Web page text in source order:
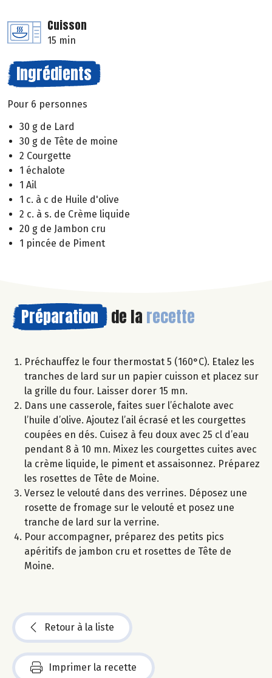
Cuisson
15 min
Ingrédients
Pour 6 personnes
30 g de Lard
30 g de Tête de moine
2 Courgette
1 échalote
1 Ail
1 c. à c de Huile d'olive
2 c. à s. de Crème liquide
20 g de Jambon cru
1 pincée de Piment
Préparation de la recette
Préchauffez le four thermostat 5 (160°C). Etalez les
tranches de lard sur un papier cuisson et placez sur
la grille du four. Laisser dorer 15 mn.
Dans une casserole, faites suer l’échalote avec
l’huile d’olive. Ajoutez l’ail écrasé et les courgettes
coupées en dés. Cuisez à feu doux avec 25 cl d’eau
pendant 8 à 10 mn. Mixez les courgettes cuites avec
la crème liquide, le piment et assaisonnez. Préparez
les rosettes de Tête de Moine.
Versez le velouté dans des verrines. Déposez une
rosette de fromage sur le velouté et posez une
tranche de lard sur la verrine.
Pour accompagner, préparez des petits pics
apéritifs de jambon cru et rosettes de Tête de
Moine.
Retour à la liste
Imprimer la recette